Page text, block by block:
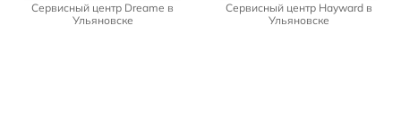
Сервисный центр Dreame в
Ульяновске
Сервисный центр Hayward в
Ульяновске